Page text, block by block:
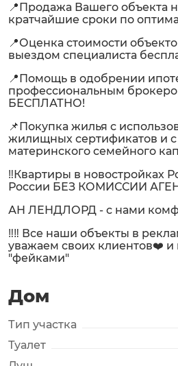
📍Продажа Вашего объекта
кратчайшие сроки по
📍Оценка стоимости
выездом специалиста
📍Помощь в одобрении
профессиональным
БЕСПЛАТНО!
📌Покупка жилья с
жилищных сертификатов и
материнского семейного
‼️Квартиры в новостройках
России БЕЗ КОМИССИИ
АН ЛЕНДЛОРД - с нами
‼️‼️ Все наши объекты в
уважаем своих клиентов❤️ и
"фейками"
Дом
Тип участка
Туалет